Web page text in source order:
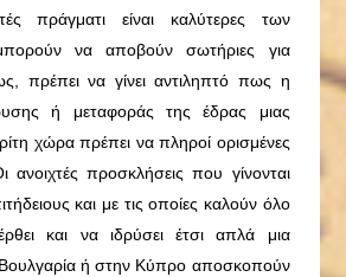
πράγματι είναι καλύτερες των
να αποβούν σωτήριες για
πρέπει να γίνει αντιληπτό πως η
ή μεταφοράς της έδρας μιας
χώρα πρέπει να πληροί ορισμένες
ανοιχτές προσκλήσεις που γίνονται
και με τις οποίες καλούν όλο
και να ιδρύσει έτσι απλά μια
Βουλγαρία ή στην Κύπρο αποσκοπούν